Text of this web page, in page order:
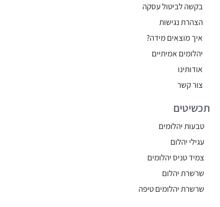
בקשה לביטול עסקה
הצהרת נגישות
איך מוצאים מידה?
יהלומים אמיתיים
אודותינו
צור קשר
תכשיטים
טבעות יהלומים
עגילי יהלום
צמיד טניס יהלומים
שרשרת יהלום
שרשרת יהלומים טיפה